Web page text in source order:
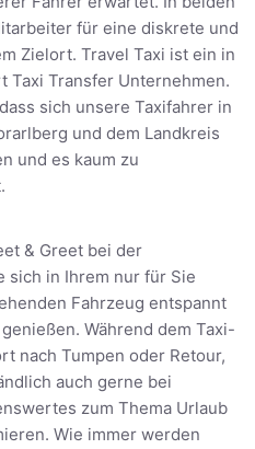
für eine diskrete und
Zielort. Travel Taxi ist ein in
Taxi Transfer Unternehmen.
sich unsere Taxifahrer in
und dem Landkreis
und es kaum zu
& Greet bei der
sich in Ihrem nur für Sie
Fahrzeug entspannt
Während dem Taxi-
nach Tumpen oder Retour,
auch gerne bei
zum Thema Urlaub
Wie immer werden